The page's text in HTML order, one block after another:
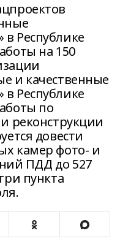
Республике
на 150
и качественные
Республике
по
реконструкции
довести
камер фото- и
ПДД до 527
пункта